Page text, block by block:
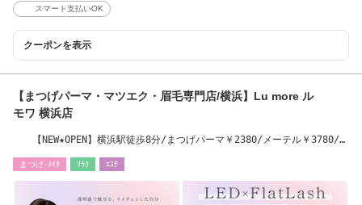
スマート支払いOK
クーポンを表示
【まつげパーマ・マツエク・眉毛専門店/横浜】Lu more ル
モワ 横浜店
【NEW★OPEN】横浜駅徒歩8分/まつげパーマ￥2380/メーテル￥3780/フ
まつげ･ﾒｲｸ ﾘﾗｸ ｴｽﾃ